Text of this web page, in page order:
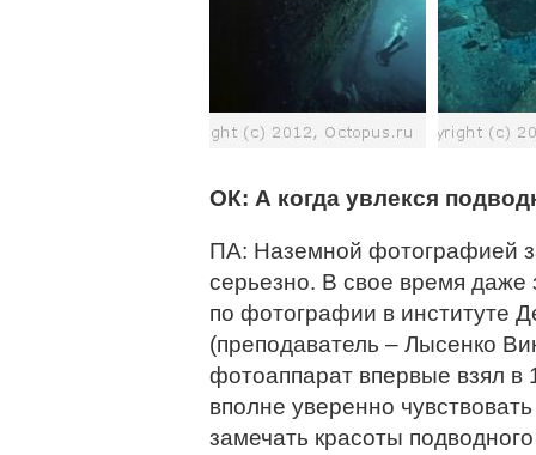
ОК: А когда увлекся
ПА: Наземной фотографией
серьезно. В свое время даже
по фотографии в институте
(преподаватель – Лысенко
фотоаппарат впервые взял в
вполне уверенно
замечать красоты